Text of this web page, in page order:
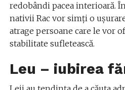
redobândi pacea interioară.
nativii Rac vor simți o
atrage persoane care le vor
stabilitate sufletească.
Leu – iubirea